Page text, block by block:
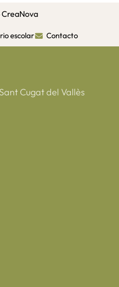
CreaNova
escolar Contacto
Cugat del Vallès